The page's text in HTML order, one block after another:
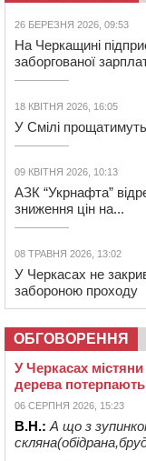
26 БЕРЕЗНЯ 2026, 09:53
На Черкащині
заборгованої
18 КВІТНЯ 2026, 16:05
У Смілі
09 КВІТНЯ 2026, 10:13
АЗК “Укрнафта”
зниження цін на...
08 ТРАВНЯ 2026, 13:02
У Черкасах не
забороною проходу
ОБГОВОРЕННЯ
У Черкасах містяни
дерева
06 СЕРПНЯ 2026, 15:23
В.Н.: А що з